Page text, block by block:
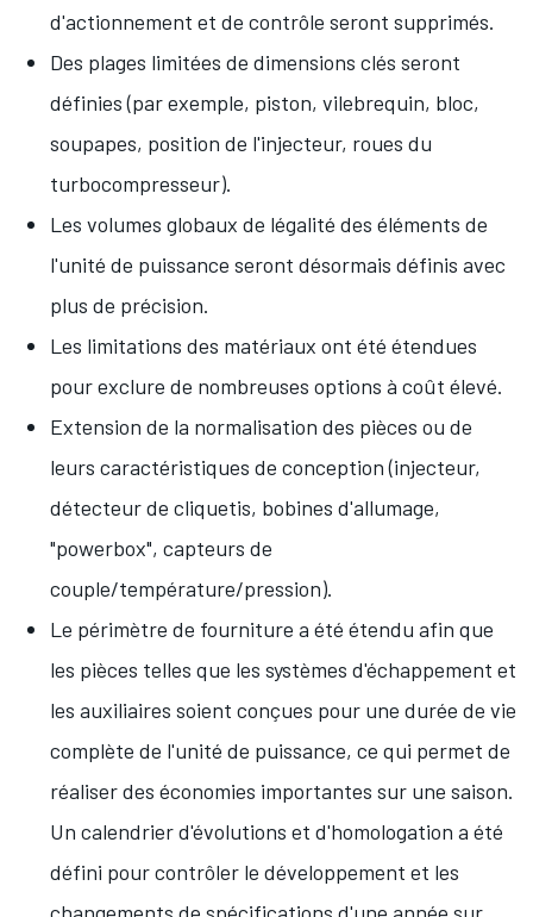
d'actionnement et de contrôle seront supprimés.
Des plages limitées de dimensions clés seront
définies (par exemple, piston, vilebrequin, bloc,
soupapes, position de l'injecteur, roues du
turbocompresseur).
Les volumes globaux de légalité des éléments de
l'unité de puissance seront désormais définis avec
plus de précision.
Les limitations des matériaux ont été étendues
pour exclure de nombreuses options à coût élevé.
Extension de la normalisation des pièces ou de
leurs caractéristiques de conception (injecteur,
détecteur de cliquetis, bobines d'allumage,
"powerbox", capteurs de
couple/température/pression).
Le périmètre de fourniture a été étendu afin que
les pièces telles que les systèmes d'échappement et
les auxiliaires soient conçues pour une durée de vie
complète de l'unité de puissance, ce qui permet de
réaliser des économies importantes sur une saison.
Un calendrier d'évolutions et d'homologation a été
défini pour contrôler le développement et les